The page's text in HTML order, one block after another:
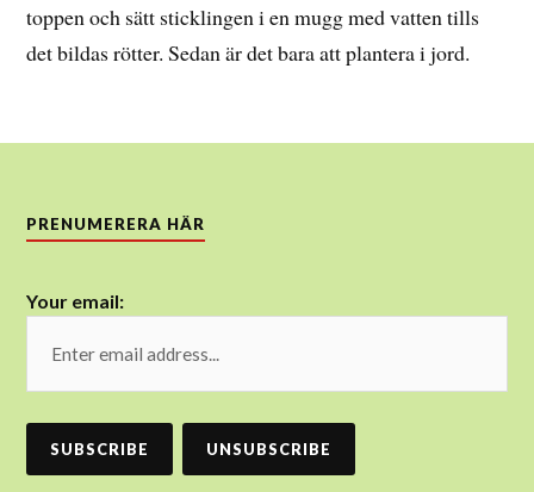
toppen och sätt sticklingen i en mugg med vatten tills
det bildas rötter. Sedan är det bara att plantera i jord.
PRENUMERERA HÄR
Your email: